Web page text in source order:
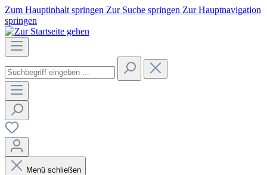
Zum Hauptinhalt springen Zur Suche springen Zur Hauptnavigation
springen
Menü schließen